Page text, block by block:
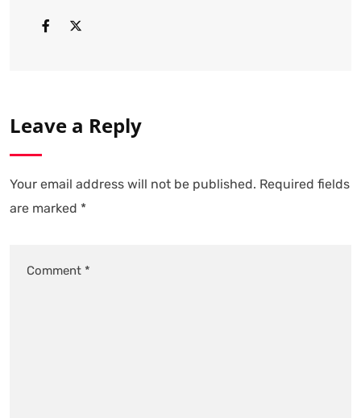
Leave a Reply
Your email address will not be published. Required fields
are marked *